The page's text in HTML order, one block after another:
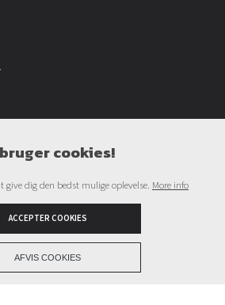
cookies!
give dig den bedst mulige oplevelse. More info
ACCEPTER COOKIES
AFVIS COOKIES